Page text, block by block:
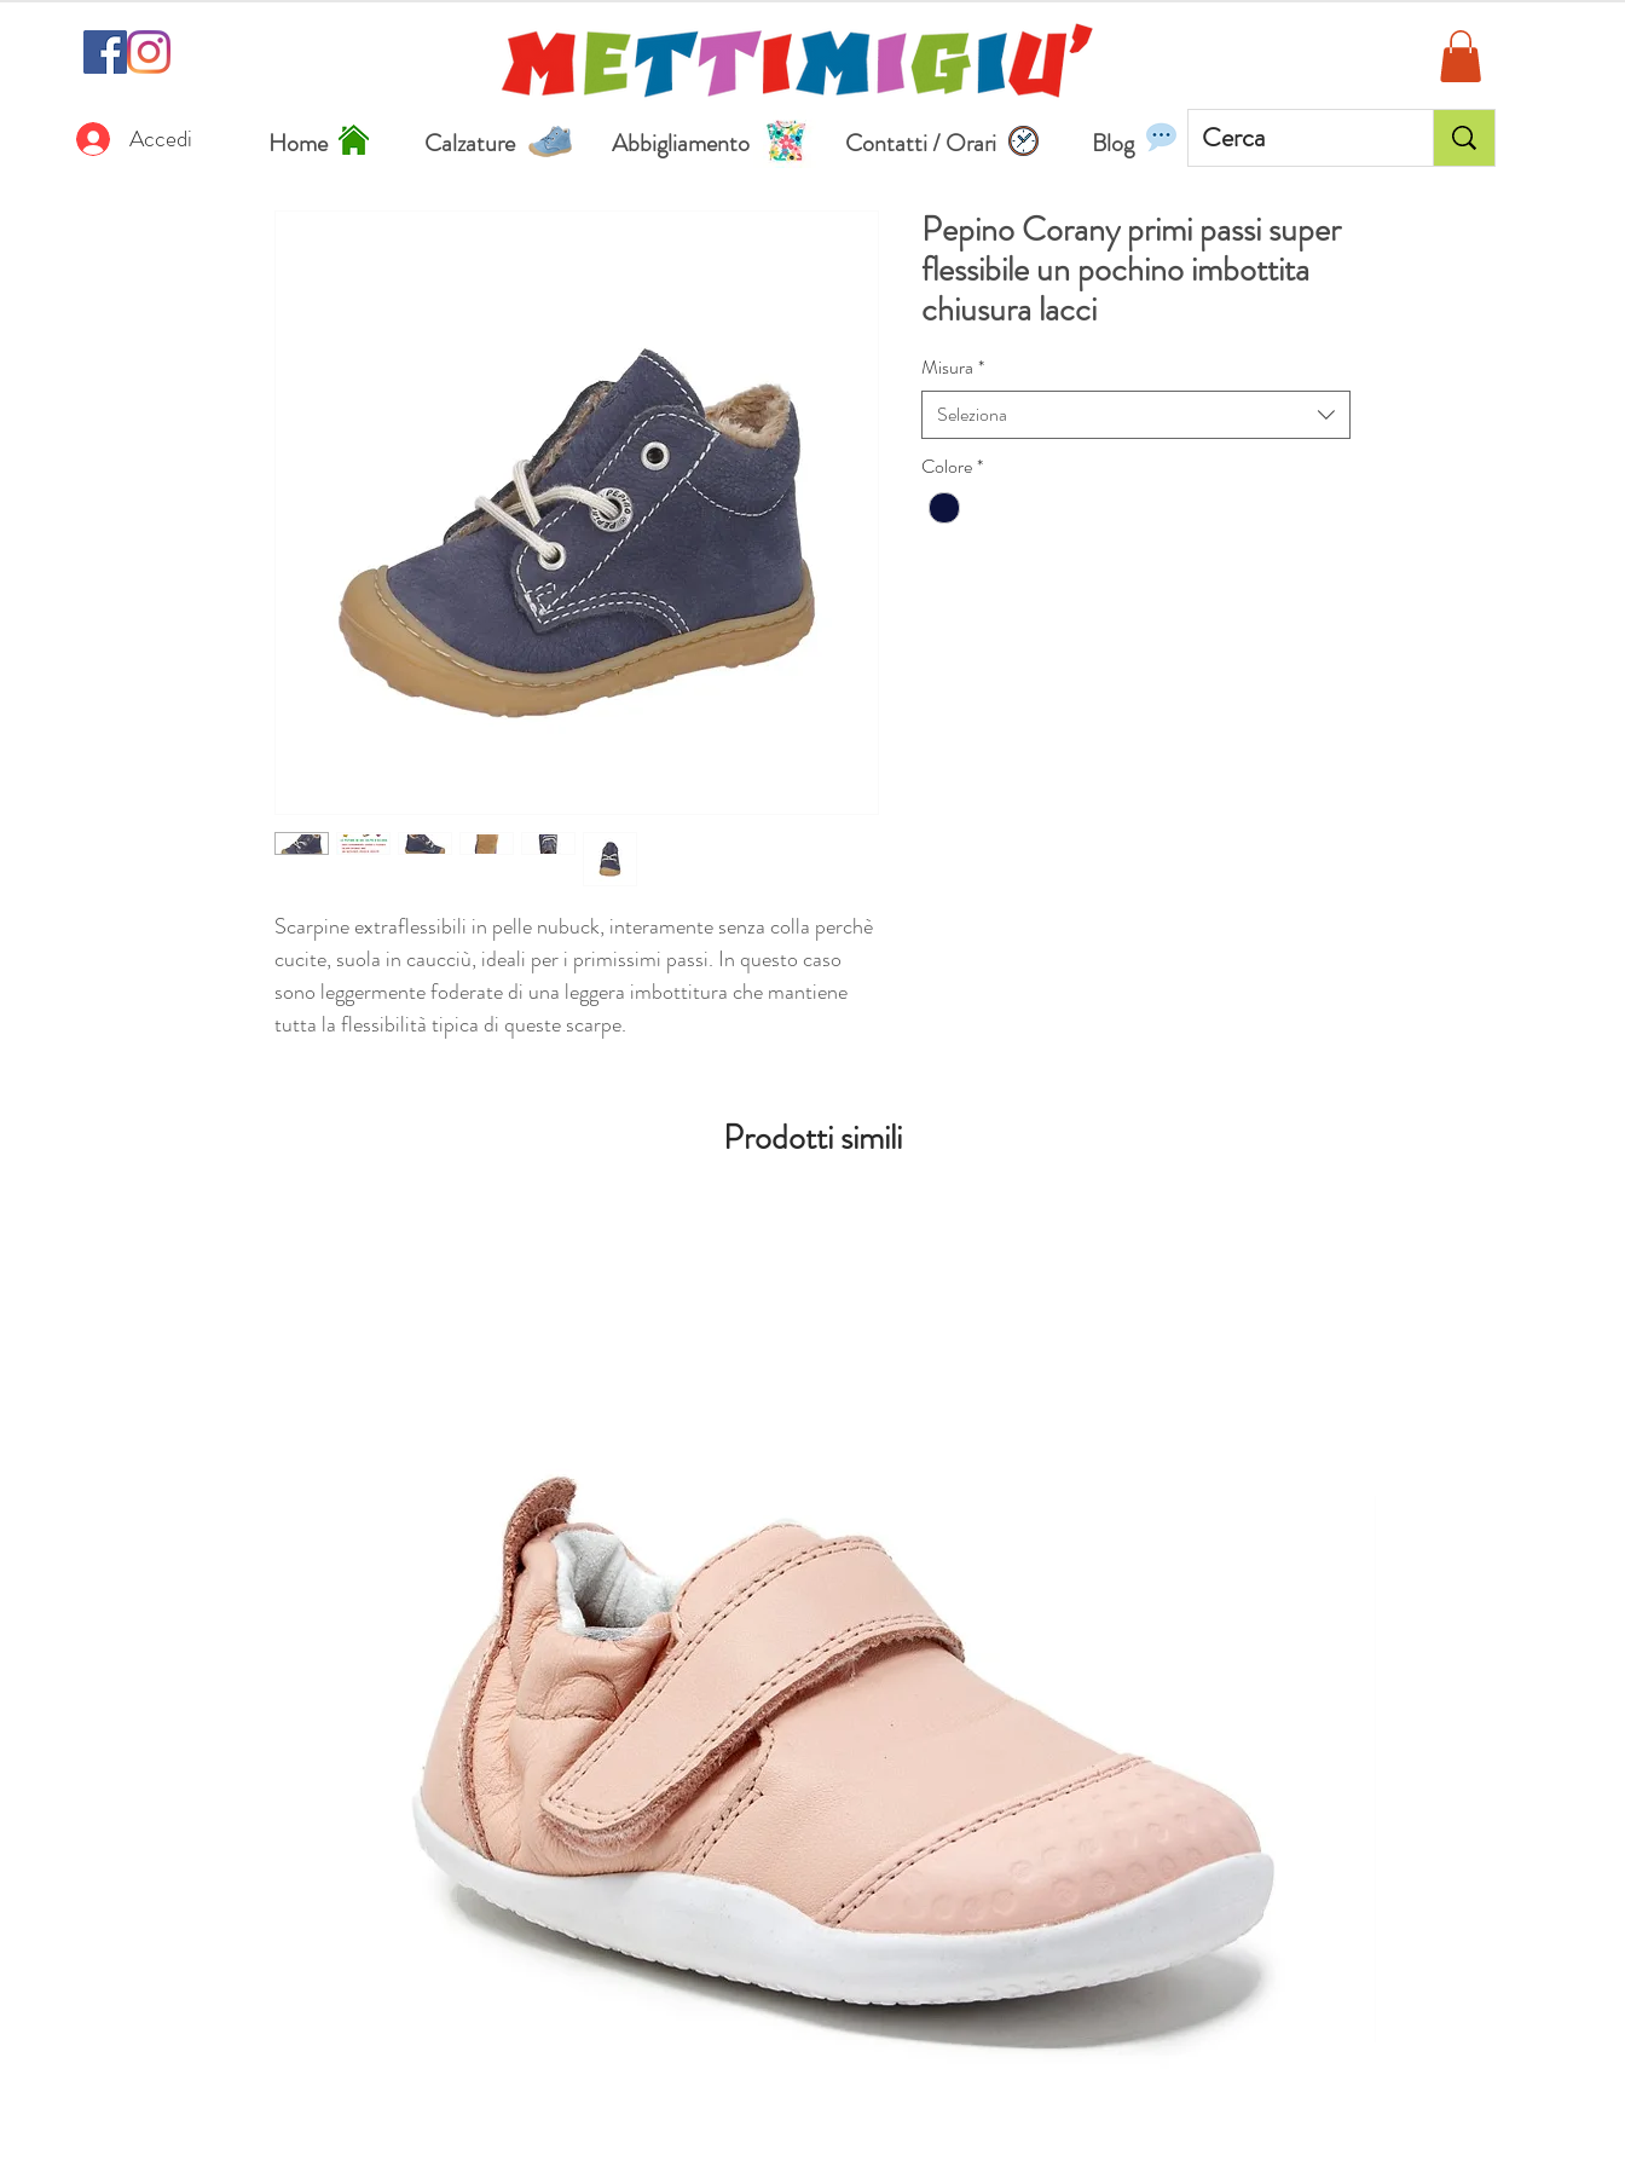
Accedi Home Calzature Abbigliamento Contatti / Orari Blog
Scarpine extraflessibili in pelle nubuck, interamente senza colla perchè
cucite, suola in caucciù, ideali per i primissimi passi. In questo caso
sono leggermente foderate di una leggera imbottitura che mantiene
tutta la flessibilità tipica di queste scarpe.
Pepino Corany primi passi super
flessibile un pochino imbottita
chiusura lacci
Misura *
Seleziona
Colore*
Prodotti simili